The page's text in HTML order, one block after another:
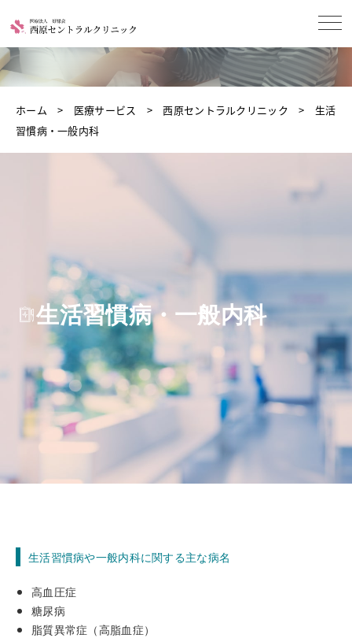
ホーム 医療サービス 西原セントラルクリニック
生活
習慣病・一般内科
生活習慣病・一般内科
生活習慣病や一般内科に関する主な病名
高血圧症
糖尿病
脂質異常症（高脂血症）